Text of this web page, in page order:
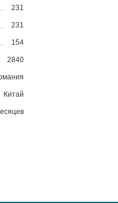
231
231
154
2840
Китай